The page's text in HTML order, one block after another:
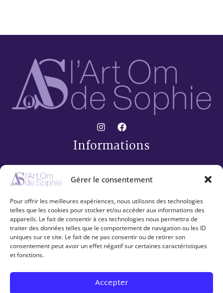
Gérer le consentement
Pour offrir les meilleures expériences, nous utilisons des technologies
telles que les cookies pour stocker et/ou accéder aux informations des
appareils. Le fait de consentir à ces technologies nous permettra de
traiter des données telles que le comportement de navigation ou les ID
uniques sur ce site. Le fait de ne pas consentir ou de retirer son
consentement peut avoir un effet négatif sur certaines caractéristiques
et fonctions.
Accepter
Informations
Mentions légales
Mes coups de Cœur artistiques
Collection « 30 »
Espace client